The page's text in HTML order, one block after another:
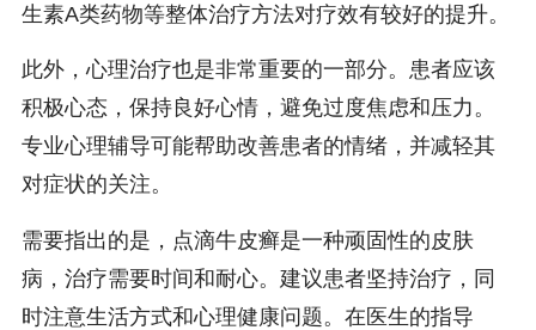
生素A类药物等整体治疗方法对疗效有较好的提升。
此外，心理治疗也是非常重要的一部分。患者应该
积极心态，保持良好心情，避免过度焦虑和压力。
专业心理辅导可能帮助改善患者的情绪，并减轻其
对症状的关注。
需要指出的是，点滴牛皮癣是一种顽固性的皮肤
病，治疗需要时间和耐心。建议患者坚持治疗，同
时注意生活方式和心理健康问题。在医生的指导